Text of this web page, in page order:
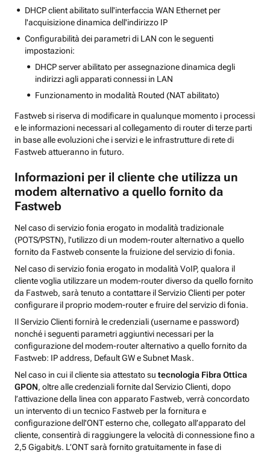
DHCP client abilitato sull'interfaccia WAN Ethernet per
l'acquisizione dinamica dell'indirizzo IP
Configurabilità dei parametri di LAN con le seguenti
impostazioni:
DHCP server abilitato per assegnazione dinamica degli
indirizzi agli apparati connessi in LAN
Funzionamento in modalità Routed (NAT abilitato)
Fastweb si riserva di modificare in qualunque momento i processi
e le informazioni necessari al collegamento di router di terze parti
in base alle evoluzioni che i servizi e le infrastrutture di rete di
Fastweb attueranno in futuro.
Informazioni per il cliente che utilizza un
modem alternativo a quello fornito da
Fastweb
Nel caso di servizio fonia erogato in modalità tradizionale
(POTS/PSTN), l'utilizzo di un modem-router alternativo a quello
fornito da Fastweb consente la fruizione del servizio di fonia.
Nel caso di servizio fonia erogato in modalità VoIP, qualora il
cliente voglia utilizzare un modem-router diverso da quello fornito
da Fastweb, sarà tenuto a contattare il Servizio Clienti per poter
configurare il proprio modem-router e fruire del servizio di fonia.
Il Servizio Clienti fornirà le credenziali (username e password)
nonché i seguenti parametri aggiuntivi necessari per la
configurazione del modem-router alternativo a quello fornito da
Fastweb: IP address, Default GW e Subnet Mask.
Nel caso in cui il cliente sia attestato su tecnologia Fibra Ottica
GPON, oltre alle credenziali fornite dal Servizio Clienti, dopo
l’attivazione della linea con apparato Fastweb, verrà concordato
un intervento di un tecnico Fastweb per la fornitura e
configurazione dell'ONT esterno che, collegato all’apparato del
cliente, consentirà di raggiungere la velocità di connessione fino a
2,5 Gigabit/s. L’ONT sarà fornito gratuitamente in fase di